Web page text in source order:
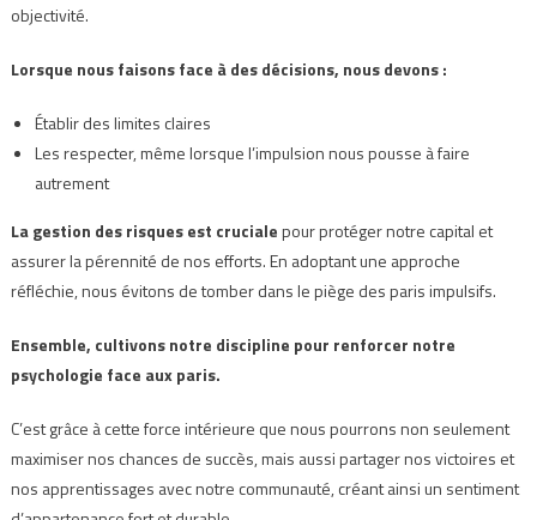
objectivité.
Lorsque nous faisons face à des décisions, nous devons :
Établir des limites claires
Les respecter, même lorsque l’impulsion nous pousse à faire
autrement
La gestion des risques est crucialepour protéger notre capital et
assurer la pérennité de nos efforts. En adoptant une approche
réfléchie, nous évitons de tomber dans le piège des paris impulsifs.
Ensemble, cultivons notre discipline pour renforcer notre
psychologie face aux paris.
C’est grâce à cette force intérieure que nous pourrons non seulement
maximiser nos chances de succès, mais aussi partager nos victoires et
nos apprentissages avec notre communauté, créant ainsi un sentiment